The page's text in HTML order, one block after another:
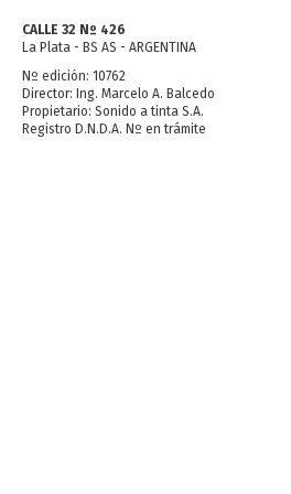
CALLE 32 Nº 426
La Plata - BS AS - ARGENTINA
Nº edición: 10762
Director: Ing. Marcelo A. Balcedo
Propietario: Sonido a tinta S.A.
Registro D.N.D.A. Nº en trámite